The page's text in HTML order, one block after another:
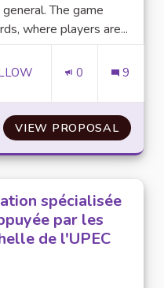
The game
where players are...
0 9
VIEW PROPOSALTHE
spécialisée
par les
de l'UPEC